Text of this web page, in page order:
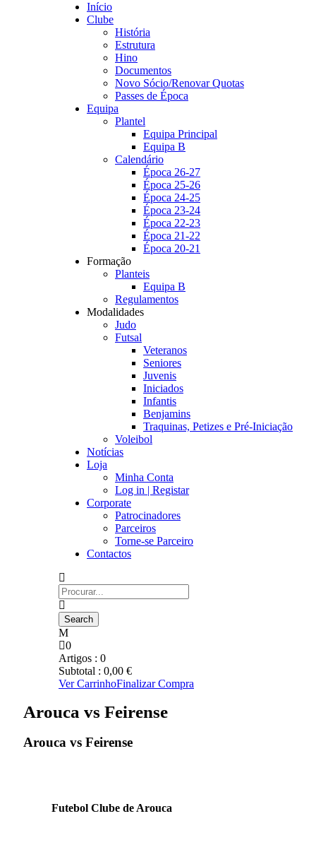
Início
Clube
História
Estrutura
Hino
Documentos
Novo Sócio/Renovar Quotas
Passes de Época
Equipa
Plantel
Equipa Principal
Equipa B
Calendário
Época 26-27
Época 25-26
Época 24-25
Época 23-24
Época 22-23
Época 21-22
Época 20-21
Formação
Planteis
Equipa B
Regulamentos
Modalidades
Judo
Futsal
Veteranos
Seniores
Juvenis
Iniciados
Infantis
Benjamins
Traquinas, Petizes e Pré-Iniciação
Voleibol
Notícias
Loja
Minha Conta
Log in | Registar
Corporate
Patrocinadores
Parceiros
Torne-se Parceiro
Contactos
0
Artigos : 0
Subtotal : 0,00 €
Ver CarrinhoFinalizar Compra
Arouca vs Feirense
Arouca vs Feirense
Futebol Clube de Arouca